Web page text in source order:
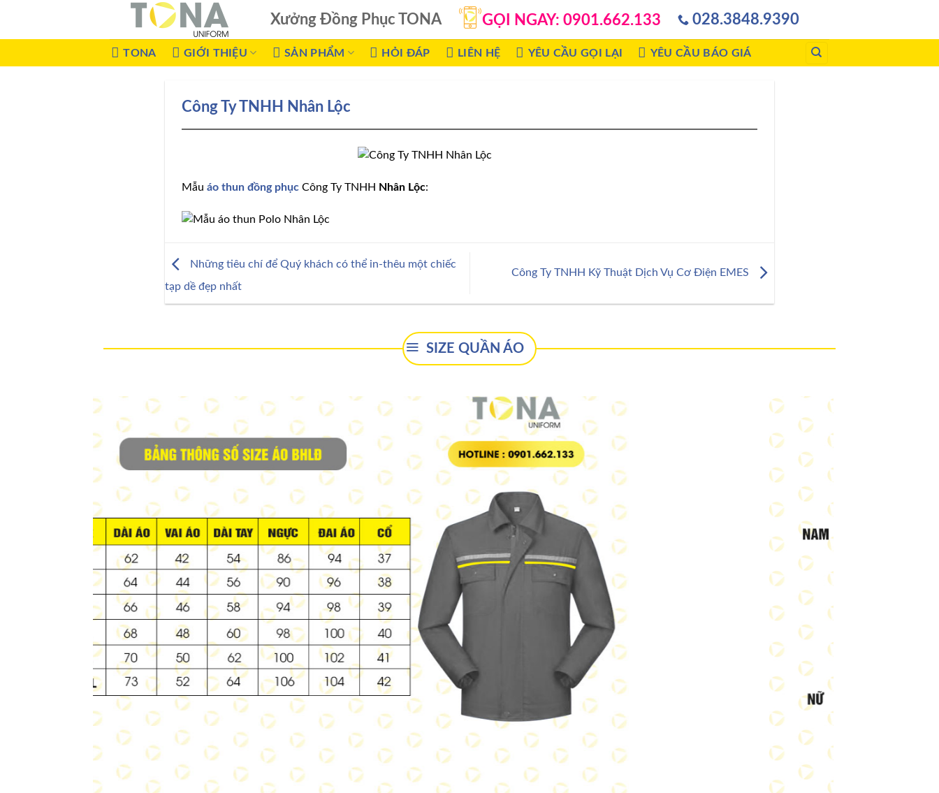
Xưởng Đồng Phục TONA GỌI NGAY: 0901.662.133 028.3848.9390
TONA GIỚI THIỆU SẢN PHẨM HỎI ĐÁP LIÊN HỆ YÊU CẦU GỌI LẠI YÊU CẦU BÁO GIÁ
Công Ty TNHH Nhân Lộc
Mẫuáo thun đồng phục Công Ty TNHH Nhân Lộc:
Những tiêu chí để Quý khách có thể in-thêu một chiếc
tạp dề đẹp nhất
Công Ty TNHH Kỹ Thuật Dịch Vụ Cơ Điện EMES
SIZE QUẦN ÁO